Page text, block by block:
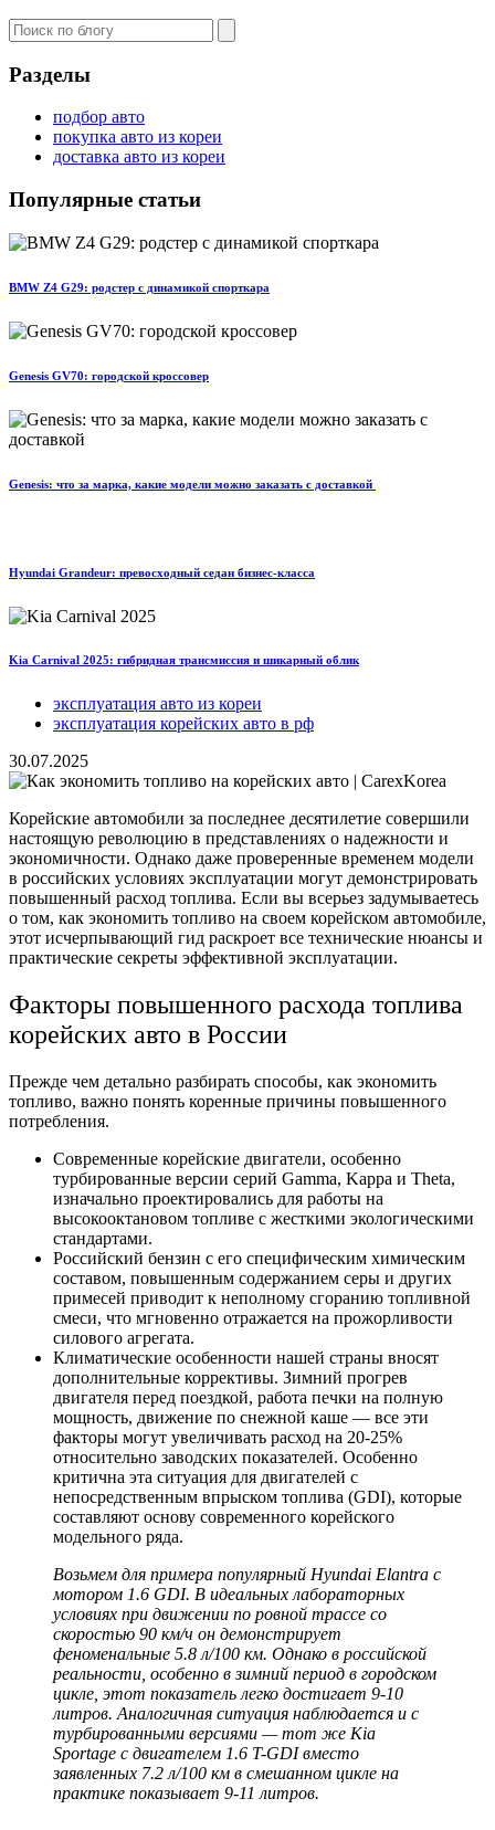
Разделы
подбор авто
покупка авто из кореи
доставка авто из кореи
Популярные статьи
BMW Z4 G29: родстер с динамикой спорткара
Genesis GV70: городской кроссовер
Genesis: что за марка, какие модели можно заказать с доставкой
Hyundai Grandeur: превосходный седан бизнес-класса
Kia Carnival 2025: гибридная трансмиссия и шикарный облик
эксплуатация авто из кореи
эксплуатация корейских авто в рф
30.07.2025
Корейские автомобили за последнее десятилетие совершили
настоящую революцию в представлениях о надежности и
экономичности. Однако даже проверенные временем модели
в российских условиях эксплуатации могут демонстрировать
повышенный расход топлива. Если вы всерьез задумываетесь
о том, как экономить топливо на своем корейском автомобиле,
этот исчерпывающий гид раскроет все технические нюансы и
практические секреты эффективной эксплуатации.
Факторы повышенного расхода топлива
корейских авто в России
Прежде чем детально разбирать способы, как экономить
топливо, важно понять коренные причины повышенного
потребления.
Современные корейские двигатели, особенно
турбированные версии серий Gamma, Kappa и Theta,
изначально проектировались для работы на
высокооктановом топливе с жесткими экологическими
стандартами.
Российский бензин с его специфическим химическим
составом, повышенным содержанием серы и других
примесей приводит к неполному сгоранию топливной
смеси, что мгновенно отражается на прожорливости
силового агрегата.
Климатические особенности нашей страны вносят
дополнительные коррективы. Зимний прогрев
двигателя перед поездкой, работа печки на полную
мощность, движение по снежной каше — все эти
факторы могут увеличивать расход на 20-25%
относительно заводских показателей. Особенно
критична эта ситуация для двигателей с
непосредственным впрыском топлива (GDI), которые
составляют основу современного корейского
модельного ряда.
Возьмем для примера популярный Hyundai Elantra с
мотором 1.6 GDI. В идеальных лабораторных
условиях при движении по ровной трассе со
скоростью 90 км/ч он демонстрирует
феноменальные 5.8 л/100 км. Однако в российской
реальности, особенно в зимний период в городском
цикле, этот показатель легко достигает 9-10
литров. Аналогичная ситуация наблюдается и с
турбированными версиями — тот же Kia
Sportage с двигателем 1.6 T-GDI вместо
заявленных 7.2 л/100 км в смешанном цикле на
практике показывает 9-11 литров.